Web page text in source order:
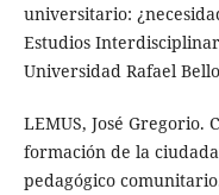
universitario:
Estudios
Universidad Rafael
LEMUS, José Gregorio.
formación de la
pedagógico